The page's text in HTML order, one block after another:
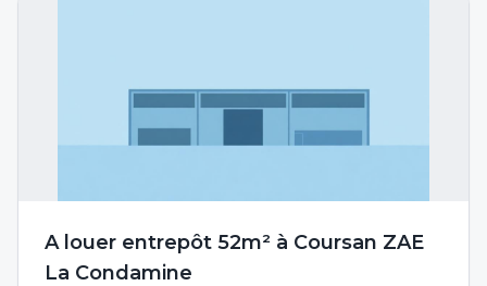
A louer entrepôt 52m² à Coursan ZAE
La Condamine